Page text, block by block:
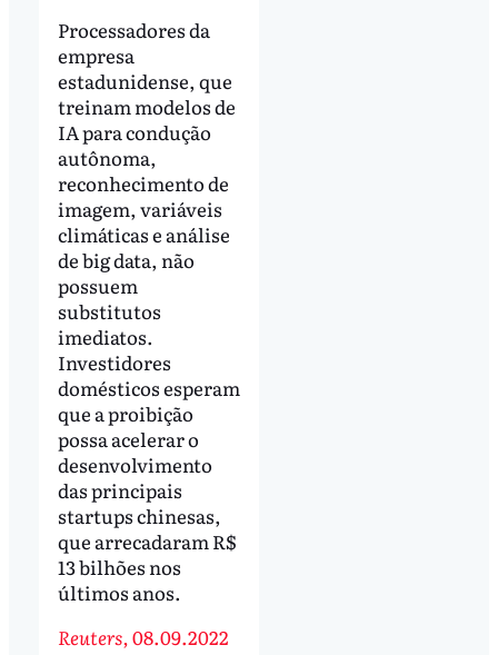
Processadores da
empresa
estadunidense, que
treinam modelos de
IA para condução
autônoma,
reconhecimento de
imagem, variáveis
climáticas e análise
de big data, não
possuem
substitutos
imediatos.
Investidores
domésticos esperam
que a proibição
possa acelerar o
desenvolvimento
das principais
startups chinesas,
que arrecadaram R$
13 bilhões nos
últimos anos.
Reuters, 08.09.2022